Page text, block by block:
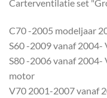
Carterventilatie set
C70 -2005 modeljaar
S60 -2009 vanaf
S80 -2006 vanaf
motor
V70 2001-2007 vanaf